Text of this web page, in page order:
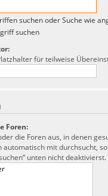
suchen oder Suche wie
suchen
für teilweise
Foren:
die Foren aus, in denen
automatisch mit durchsucht,
unten nicht deaktivierst.